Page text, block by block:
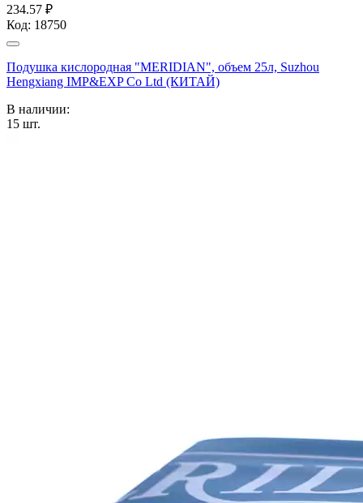
234.57 ₽
Код: 18750
Подушка кислородная "MERIDIAN", объем 25л, Suzhou
Hengxiang IMP&EXP Co Ltd (КИТАЙ)
В наличии:
15 шт.